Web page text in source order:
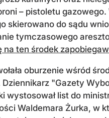
– pistoletu gazowego.
skierowano do sądu
tymczasowego
na ten środek
oburzenie wśród
Dziennikarz "Gazety
wystosował list do
Waldemara Żurka, w